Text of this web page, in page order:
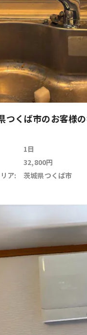
つくば市のお客様
1日
32,800円
ア:
茨城県つくば市